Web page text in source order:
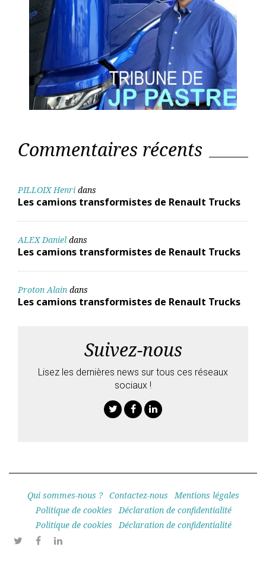
Commentaires récents
PILLOIX Henri dans
Les camions transformistes de Renault Trucks
ALEX Daniel dans
Les camions transformistes de Renault Trucks
Proton Alain dans
Les camions transformistes de Renault Trucks
Suivez-nous
Lisez les dernières news sur tous ces réseaux
sociaux !
Qui sommes-nous ? Contactez-nous
Mentions légales
Politique de cookies
Déclaration de confidentialité
Politique de cookies
Déclaration de confidentialité